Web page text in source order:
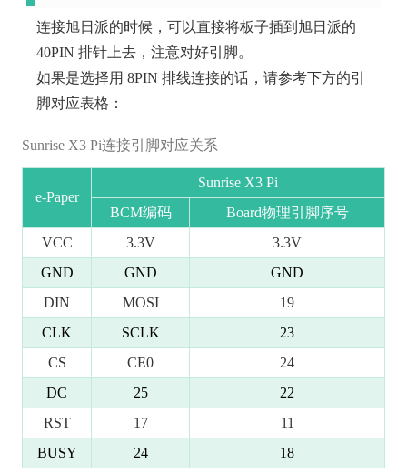
连接旭日派的时候，可以直接将板子插到旭日派的
40PIN 排针上去，注意对好引脚。
如果是选择用 8PIN 排线连接的话，请参考下方的引
脚对应表格：
Sunrise X3 Pi连接引脚对应关系
e-Paper
Sunrise X3 Pi
BCM编码
Board物理引脚序号
VCC
3.3V
3.3V
GND
GND
GND
DIN
MOSI
19
CLK
SCLK
23
CS
CE0
24
DC
25
22
RST
17
11
BUSY
24 18